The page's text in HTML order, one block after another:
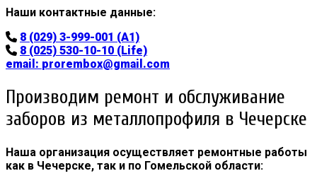
Наши контактные данные:
8 (029) 3-999-001 (A1)
8 (025) 530-10-10 (Life)
email: prorembox@gmail.com
Производим ремонт и обслуживание
заборов из металлопрофиля в Чечерске
Наша организация осуществляет ремонтные работы
как в Чечерске, так и по Гомельской области: